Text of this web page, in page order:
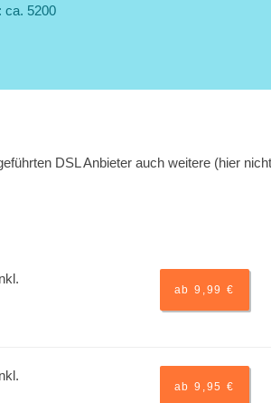
ca. 5200
DSL Anbieter auch weitere (hier
ab 9,99 €
ab 9,95 €